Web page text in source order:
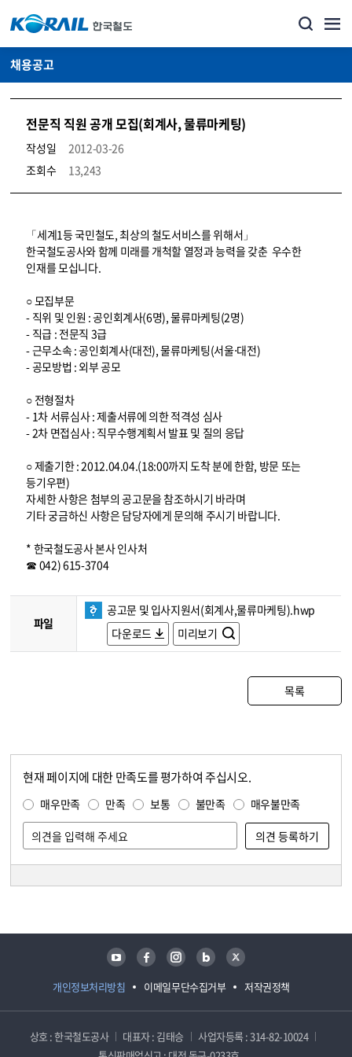
채용공고
전문직 직원 공개 모집(회계사, 물류마케팅)
작성일
2012-03-26
조회수
13,243
코레일소개_경영공시_채용공고 상세보기 – 내용, 파일, 담당자 연락처로 구성
「세계1등 국민철도, 최상의 철도서비스를 위해서」
한국철도공사와 함께 미래를 개척할 열정과 능력을 갖춘 우수한
인재를 모십니다.
○ 모집부문
- 직위 및 인원 : 공인회계사(6명), 물류마케팅(2명)
- 직급 : 전문직 3급
- 근무소속 : 공인회계사(대전), 물류마케팅(서울⋅대전)
- 공모방법 : 외부 공모
○ 전형절차
- 1차 서류심사 : 제출서류에 의한 적격성 심사
- 2차 면접심사 : 직무수행계획서 발표 및 질의 응답
○ 제출기한 : 2012.04.04.(18:00까지 도착 분에 한함, 방문 또는
등기우편)
자세한 사항은 첨부의 공고문을 참조하시기 바라며
기타 궁금하신 사항은 담당자에게 문의해 주시기 바랍니다.
* 한국철도공사 본사 인사처
☎ 042) 615-3704
파일
공고문 및 입사지원서(회계사,물류마케팅).hwp
다운로드
미리보기
목록
현재 페이지에 대한 만족도를 평가하여 주십시오.
매우만족 만족 보통 불만족 매우불만족
개인정보처리방침 이메일무단수집거부 저작권정책
유튜브 페이스북 인스타그램 블로그 트위터
상호 : 한국철도공사 대표자 : 김태승
사업자등록 : 314-82-10024